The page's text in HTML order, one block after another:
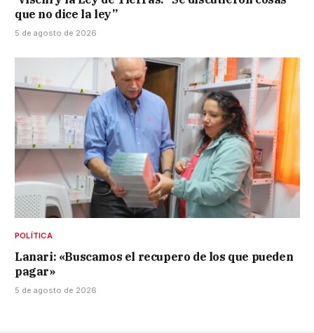
que no dice la ley”
5 de agosto de 2026
POLÍTICA
Lanari: «Buscamos el recupero de los que pueden
pagar»
5 de agosto de 2026